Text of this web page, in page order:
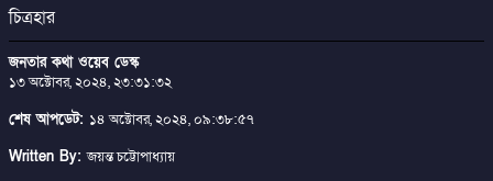
চিত্রহার
জনতার কথা ওয়েব ডেস্ক
১৩ অক্টোবর, ২০২৪, ২৩:৩১:৩২
শেষ আপডেট: ১৪ অক্টোবর, ২০২৪, ০৯:৩৮:৫৭
Written By:জয়ন্ত চট্টোপাধ্যায়